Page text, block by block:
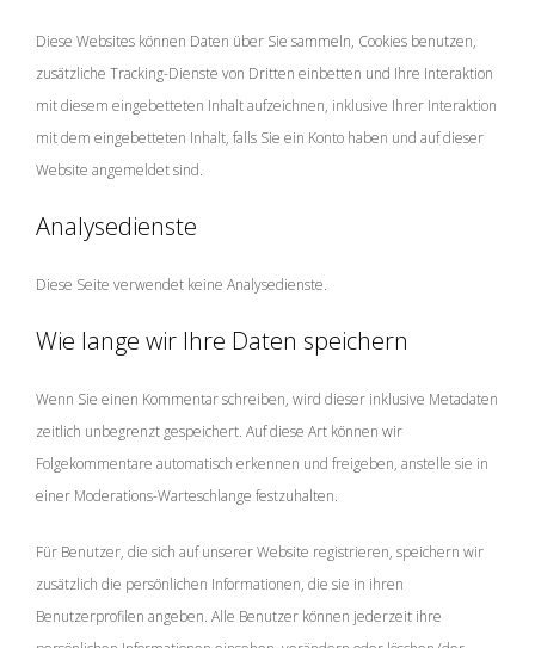
Diese Websites können Daten über Sie sammeln, Cookies benutzen,
zusätzliche Tracking-Dienste von Dritten einbetten und Ihre Interaktion
mit diesem eingebetteten Inhalt aufzeichnen, inklusive Ihrer Interaktion
mit dem eingebetteten Inhalt, falls Sie ein Konto haben und auf dieser
Website angemeldet sind.
Analysedienste
Diese Seite verwendet keine Analysedienste.
Wie lange wir Ihre Daten speichern
Wenn Sie einen Kommentar schreiben, wird dieser inklusive Metadaten
zeitlich unbegrenzt gespeichert. Auf diese Art können wir
Folgekommentare automatisch erkennen und freigeben, anstelle sie in
einer Moderations-Warteschlange festzuhalten.
Für Benutzer, die sich auf unserer Website registrieren, speichern wir
zusätzlich die persönlichen Informationen, die sie in ihren
Benutzerprofilen angeben. Alle Benutzer können jederzeit ihre